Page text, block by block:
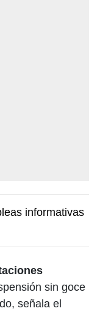
informativas
sin goce
señala el